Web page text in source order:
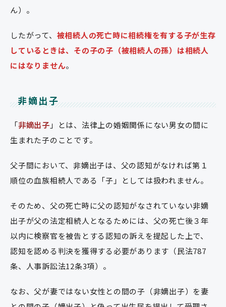
ん）。
したがって、 被相続人の死亡時に相続権を有する子が生存
しているときは、その子の子（被相続人の孫）は相続人
にはなりません。
非嫡出子
「非嫡出子 」とは、法律上の婚姻関係にない男女の間に
生まれた子のことです。
父子間において、非嫡出子は、父の認知がなければ第１
順位の血族相続人である「子」としては扱われません。
そのため、父の死亡時に父の認知がなされていない非嫡
出子が父の法定相続人となるためには、父の死亡後３年
以内に検察官を被告とする認知の訴えを提起した上で、
認知を認める判決を獲得する必要があります（民法787
条、人事訴訟法12条3項）。
なお、父が妻ではない女性との間の子（非嫡出子）を妻